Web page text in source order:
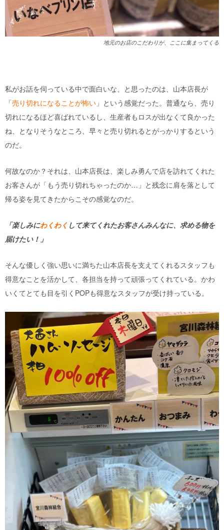
地元のお店のこだわりが、ここに集まってくる
私がお話を伺っている中で面白いな、と思ったのは、山本店長が
「売り切れになることが怖い 」という感覚だった。普通なら、売り
切れになるほど喜ばれているし、生産者もロスが出なくて良かった
ね、となりそうなところ、早々と売り切れるとがっかりするという
のだ。
何故なのか？それは、山本店長は、楽しみ勇んで店を訪れてくれた
お客さんが「もう売り切れちゃったのか…」と残念に肩を落として
帰る姿を見てきたからこその感覚なのだ。
「楽しみにわくわく して来てくれたお客さんみんなに、求める物を
届けたい！」
そんな優しく強い思いに満ちた山本店長を支えてくれるスタッフも
得意なことを活かして、各担当を持って頑張ってくれている。かわ
いくてとても目を引くPOPも得意なスタッフが受け持っている。